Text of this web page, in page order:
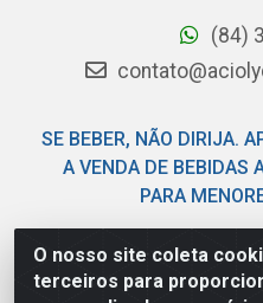
O nosso site coleta
terceiros para
(84)
SE BEBER, NÃO DIRIJA.
A VENDA DE BEBIDAS
PARA
Acioly Distribuidora - Av
Exposições -